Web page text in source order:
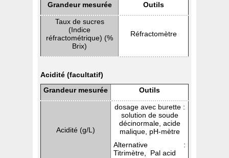
Grandeur mesurée
Outils
Taux de sucres
(Indice
réfractométrique) (%
Brix)
Réfractomètre
Acidité (facultatif)
Grandeur mesurée
Outils
Acidité (g/L)
dosage avec burette :
solution de soude
décinormale, acide
malique, pH-mètre
Alternative :
Titrimètre, Pal acid